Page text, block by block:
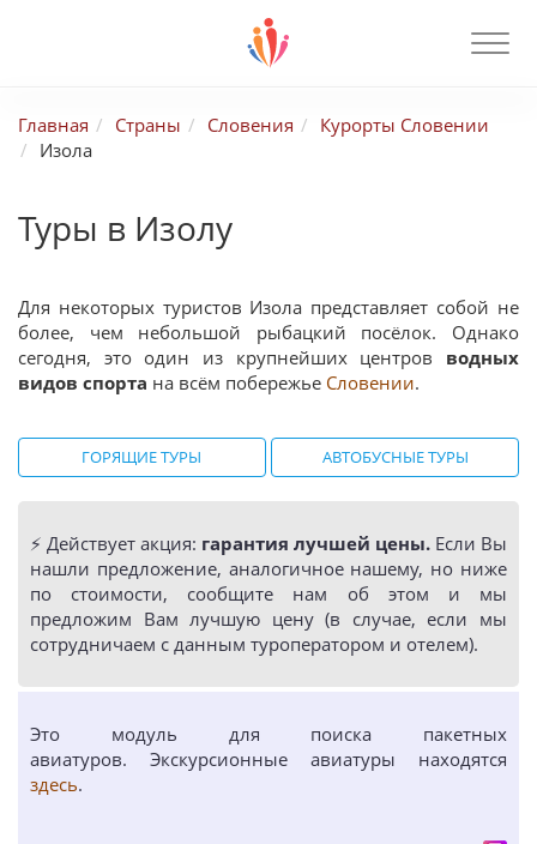
Главная Страны Словения
Курорты Словении
Изола
Туры в Изолу
Для некоторых туристов Изола представляет собой не
более, чем небольшой рыбацкий посёлок. Однако
сегодня, это один из крупнейших центров водных
видов спорта на всём побережье Словении.
ГОРЯЩИЕ ТУРЫ АВТОБУСНЫЕ ТУРЫ
⚡️ Действует акция: гарантия лучшей цены. Если Вы
нашли предложение, аналогичное нашему, но ниже
по стоимости, сообщите нам об этом и мы
предложим Вам лучшую цену (в случае, если мы
сотрудничаем с данным туроператором и отелем).
Это модуль для поиска пакетных
авиатуров. Экскурсионные авиатуры находятся
здесь.